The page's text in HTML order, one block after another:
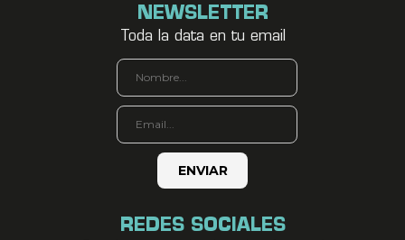
NEWSLETTER
Toda la data en tu email
REDES SOCIALES